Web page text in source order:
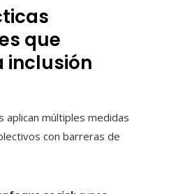
que
inclusión
aplican múltiples medidas
con barreras de